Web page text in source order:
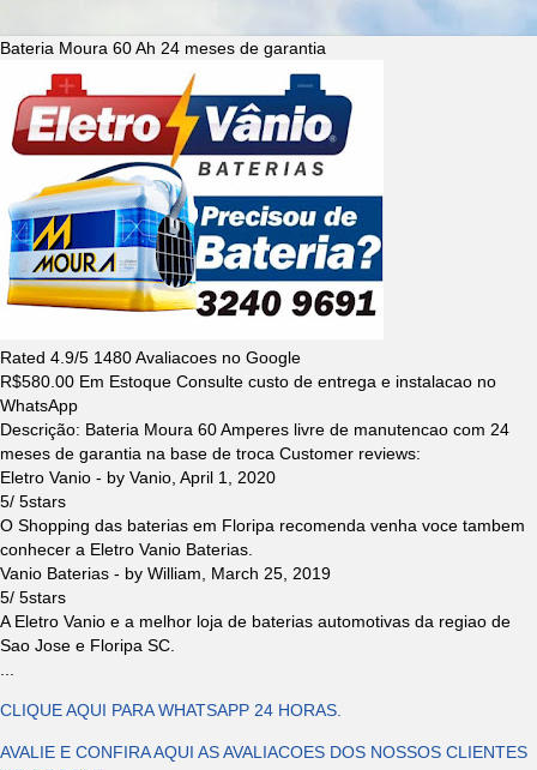
Bateria Moura 60 Ah 24 meses de garantia
Rated 4.9/5 1480Avaliacoes no Google
R$580.00 Em Estoque Consulte custo de entrega e instalacao no
WhatsApp
Descrição: Bateria Moura 60 Amperes livre de manutencao com 24
meses de garantia na base de troca Customer reviews:
Eletro Vanio - by Vanio April 1, 2020
5/ 5stars
O Shopping das baterias em Floripa recomenda venha voce tambem
conhecer a Eletro Vanio Baterias.
Vanio Baterias - by William
March 25, 2019
5/ 5stars
A Eletro Vanio e a melhor loja de baterias automotivas da regiao de
Sao Jose e Floripa SC.
CLIQUE AQUI PARA WHATSAPP 24 HORAS.
AVALIE E CONFIRA AQUI AS AVALIACOES DOS NOSSOS CLIENTES